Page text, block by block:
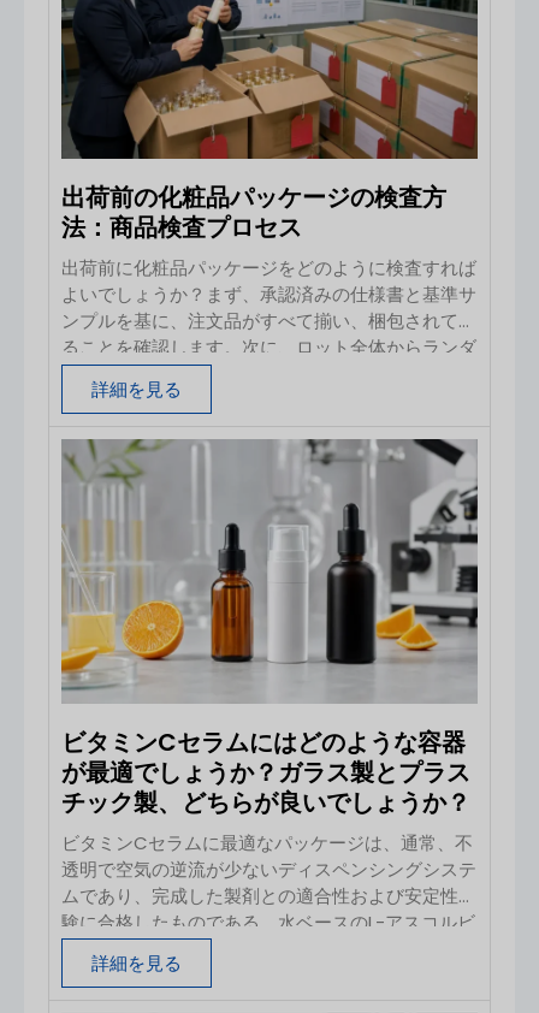
スポンプとドロッパーボトルの比較： 一目でわか
る比較 決定要因 エアレスポンプ ドロッパーボトル
使用中の空気接触 システムが正常に機能している
限り、空気の逆流は概ね抑制される 使用中にボト
ルが開き、ヘッドスペースが増加する 塗布方法 片
手で繰り返しポンプ操作 両手を使い、一滴ずつ垂
出荷前の化粧品パッケージの検査方
法：商品検査プロセス
出荷前に化粧品パッケージをどのように検査すれば
よいでしょうか？まず、承認済みの仕様書と基準サ
ンプルを基に、注文品がすべて揃い、梱包されてい
ることを確認します。次に、ロット全体からランダ
ムにサンプルを抽出し、品名、外観、寸法、機能、
装飾、表示、輸出用梱包を点検します。すべての欠
たサンプリング計画と比較した上で、出荷を許可し
ます。 この簡潔な回答が重要なのは、出荷前検査
（PSI）が、見栄えの良い数個の段ボール箱をざっ
と確認するだけの最終チェックではないからです。
これは、完成した生産ロットが出荷に適しているか
どうかを、管理された手順に基づいて判断するもの
です。化粧品パッケージの場合、検査では、サンプ
リング時に買い手が承認した内容と、実際の製品と
の整合性を確認しなければなりません。
詳細を見る
ビタミンCセラムにはどのような容器
が最適でしょうか？ガラス製とプラス
チック製、どちらが良いでしょうか？
ビタミンCセラムに最適なパッケージは、通常、不
透明で空気の逆流が少ないディスペンシングシステ
ムであり、完成した製剤との適合性および安定性試
験に合格したものである。水ベースのL-アスコルビ
ン酸セラムの場合、空気の繰り返し交換や使用者と
の接触を最小限に抑えられるため、適切に設計され
詳細を見る